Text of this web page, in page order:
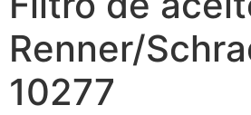
Renner/
10277